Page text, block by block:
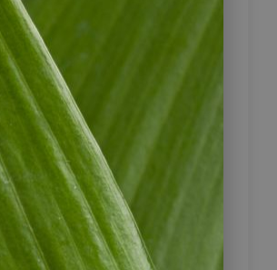
Colón fährt. In der
Sie gemütliche Bars,
Souvenir-Stände und
herrscht eine entspannte,
Atmosphäre. Sie
im historischen Gran
Es wurde 1905 erbaut,
Sitz der United Fruit
gehört zu den ältesten
del Toro.